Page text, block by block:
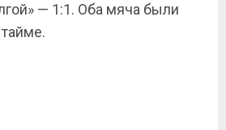
— 1:1. Оба мяча были